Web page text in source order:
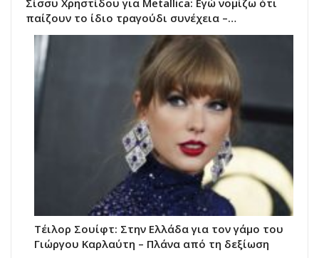
παίζουν το ίδιο τραγούδι συνέχεια –…
Τέιλορ Σουίφτ: Στην Ελλάδα για τον γάμο του
Γιώργου Καρλαύτη – Πλάνα από τη δεξίωση